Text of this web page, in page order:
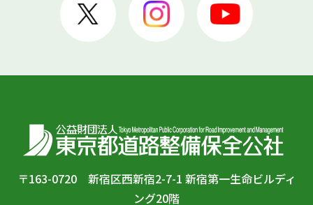
〒163-0720 新宿区西新宿2-7-1 新宿第一生命ビルディ
ング20階